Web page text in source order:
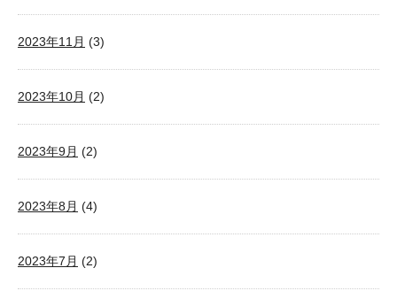
2023年11月 (3)
2023年10月 (2)
2023年9月 (2)
2023年8月 (4)
2023年7月 (2)